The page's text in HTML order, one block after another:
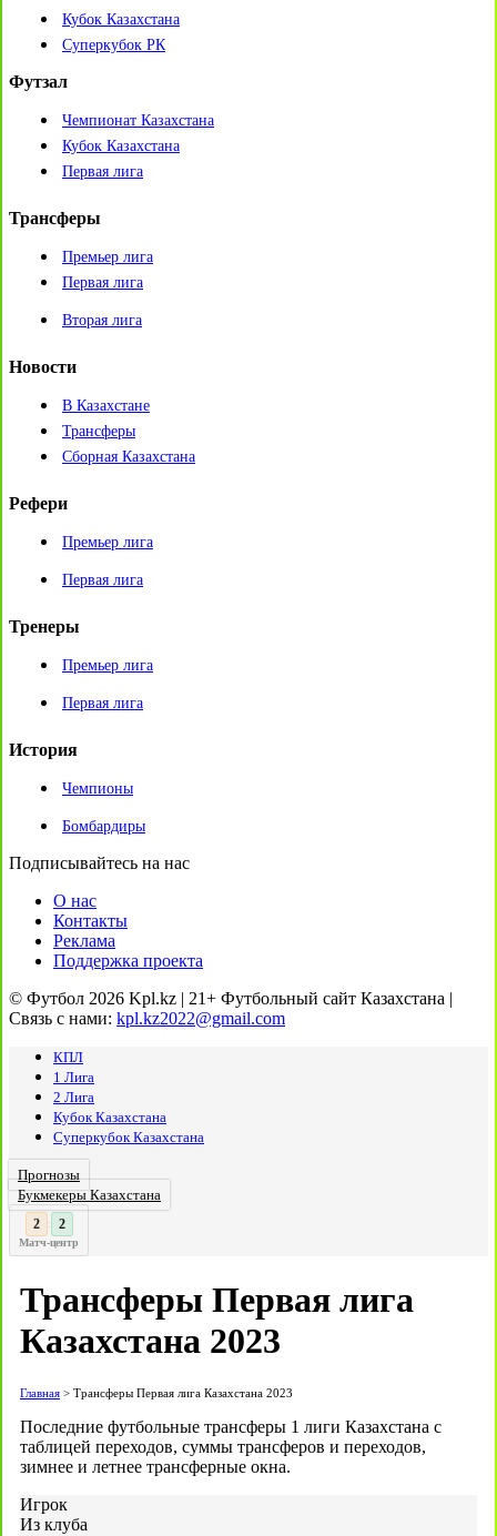
Кубок Казахстана
Суперкубок РК
Футзал
Чемпионат Казахстана
Кубок Казахстана
Первая лига
Трансферы
Премьер лига
Первая лига
Вторая лига
Новости
В Казахстане
Трансферы
Сборная Казахстана
Рефери
Премьер лига
Первая лига
Тренеры
Премьер лига
Первая лига
История
Чемпионы
Бомбардиры
Подписывайтесь на нас
О нас
Контакты
Реклама
Поддержка проекта
© Футбол 2026 Kpl.kz | 21+ Футбольный сайт Казахстана |
Связь с нами: kpl.kz2022@gmail.com
КПЛ
1 Лига
2 Лига
Кубок Казахстана
Суперкубок Казахстана
Прогнозы
Букмекеры Казахстана
3
:
Матч-центр
Трансферы Первая лига
Казахстана 2023
Главная > Трансферы Первая лига Казахстана 2023
Последние футбольные трансферы 1 лиги Казахстана с
таблицей переходов, суммы трансферов и переходов,
зимнее и летнее трансферные окна.
Игрок
Из клуба